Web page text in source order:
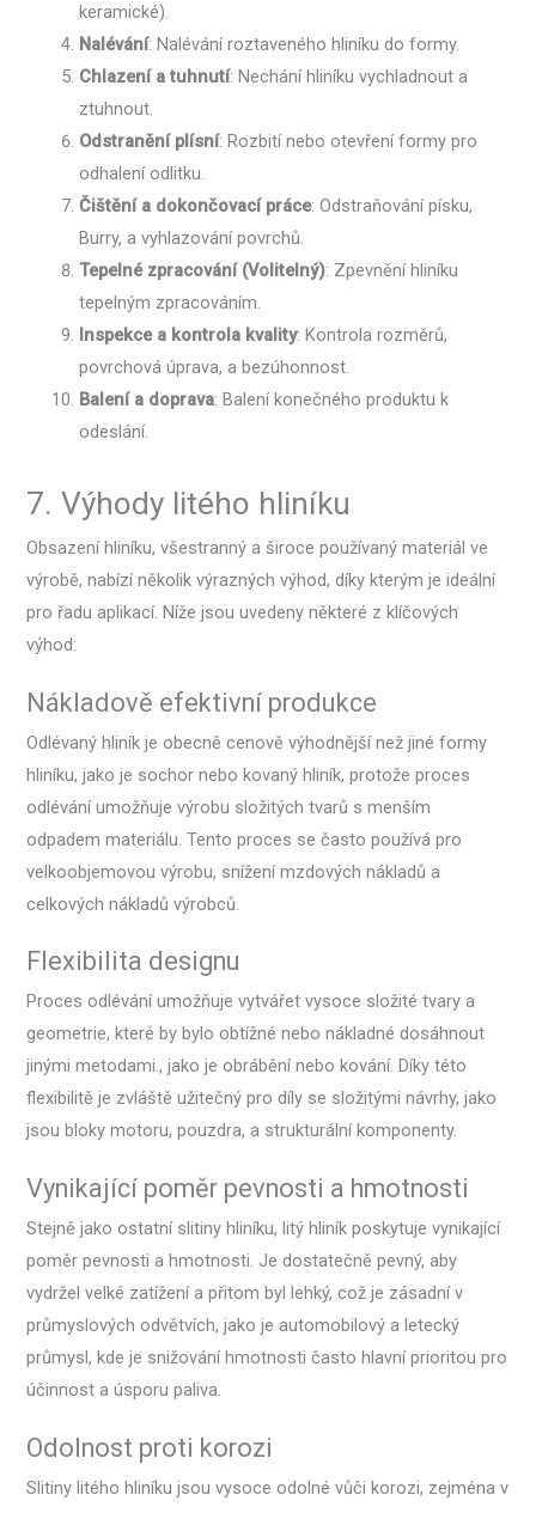
keramické).
Nalévání: Nalévání roztaveného hliníku do formy.
Chlazení a tuhnutí: Nechání hliníku vychladnout a
ztuhnout.
Odstranění plísní: Rozbití nebo otevření formy pro
odhalení odlitku.
Čištění a dokončovací práce: Odstraňování písku,
Burry, a vyhlazování povrchů.
Tepelné zpracování (Volitelný): Zpevnění hliníku
tepelným zpracováním.
Inspekce a kontrola kvality: Kontrola rozměrů,
povrchová úprava, a bezúhonnost.
Balení a doprava: Balení konečného produktu k
odeslání.
7. Výhody litého hliníku
Obsazení hliníku, všestranný a široce používaný materiál ve
výrobě, nabízí několik výrazných výhod, díky kterým je ideální
pro řadu aplikací. Níže jsou uvedeny některé z klíčových
výhod:
Nákladově efektivní produkce
Odlévaný hliník je obecně cenově výhodnější než jiné formy
hliníku, jako je sochor nebo kovaný hliník, protože proces
odlévání umožňuje výrobu složitých tvarů s menším
odpadem materiálu. Tento proces se často používá pro
velkoobjemovou výrobu, snížení mzdových nákladů a
celkových nákladů výrobců.
Flexibilita designu
Proces odlévání umožňuje vytvářet vysoce složité tvary a
geometrie, které by bylo obtížné nebo nákladné dosáhnout
jinými metodami., jako je obrábění nebo kování. Díky této
flexibilitě je zvláště užitečný pro díly se složitými návrhy, jako
jsou bloky motoru, pouzdra, a strukturální komponenty.
Vynikající poměr pevnosti a hmotnosti
Stejně jako ostatní slitiny hliníku, litý hliník poskytuje vynikající
poměr pevnosti a hmotnosti. Je dostatečně pevný, aby
vydržel velké zatížení a přitom byl lehký, což je zásadní v
průmyslových odvětvích, jako je automobilový a letecký
průmysl, kde je snižování hmotnosti často hlavní prioritou pro
účinnost a úsporu paliva.
Odolnost proti korozi
Slitiny litého hliníku jsou vysoce odolné vůči korozi, zejména v